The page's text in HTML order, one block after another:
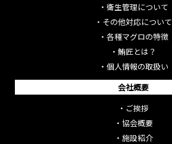
・ 衛生管理について
・ その他対応について
・ 各種マグロの特徴
・ 鮪匠とは？
・ 個人情報の取扱い
会社概要
・ ご挨拶
・ 協会概要
・ 施設紹介